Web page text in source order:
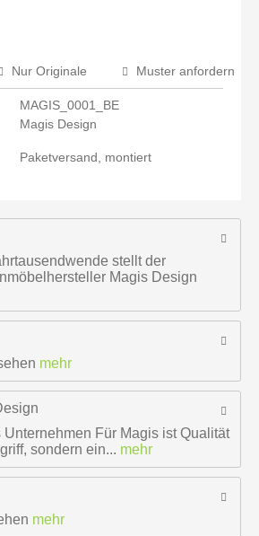
Nur Originale Muster anfordern
MAGIS_0001_BE
Magis Design
Paketversand, montiert
stellt der
Magis Design
mehr
Unternehmen Für Magis ist Qualität
sondern ein... mehr
mehr